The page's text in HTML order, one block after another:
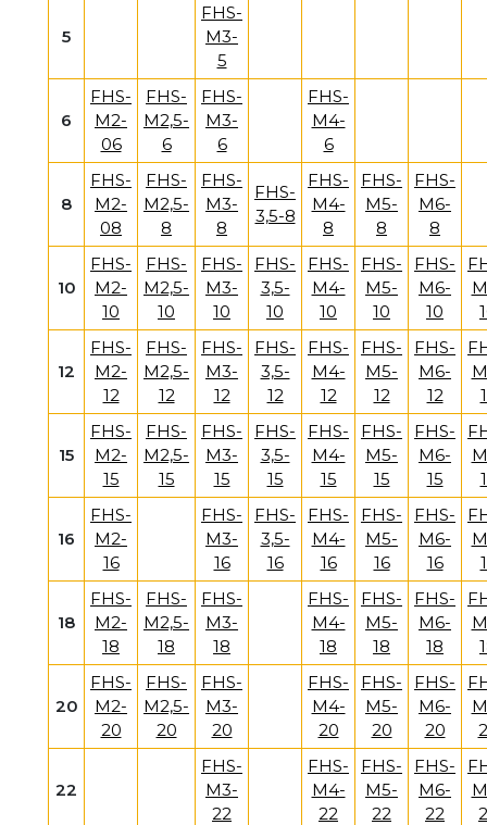
5
FHS-
M3-
5
6
FHS-
M2-
06
FHS-
M2,5-
6
FHS-
M3-
6
FHS-
M4-
6
8
FHS-
M2-
08
FHS-
M2,5-
8
FHS-
M3-
8
FHS-
3,5-8
FHS-
M4-
8
FHS-
M5-
8
FHS-
M6-
8
10
FHS-
M2-
10
FHS-
M2,5-
10
FHS-
M3-
10
FHS-
3,5-
10
FHS-
M4-
10
FHS-
M5-
10
FHS-
M6-
10
12
FHS-
M2-
12
FHS-
M2,5-
12
FHS-
M3-
12
FHS-
3,5-
12
FHS-
M4-
12
FHS-
M5-
12
FHS-
M6-
12
15
FHS-
M2-
15
FHS-
M2,5-
15
FHS-
M3-
15
FHS-
3,5-
15
FHS-
M4-
15
FHS-
M5-
15
FHS-
M6-
15
16
FHS-
M2-
16
FHS-
M3-
16
FHS-
3,5-
16
FHS-
M4-
16
FHS-
M5-
16
FHS-
M6-
16
18
FHS-
M2-
18
FHS-
M2,5-
18
FHS-
M3-
18
FHS-
M4-
18
FHS-
M5-
18
FHS-
M6-
18
20
FHS-
M2-
20
FHS-
M2,5-
20
FHS-
M3-
20
FHS-
M4-
20
FHS-
M5-
20
FHS-
M6-
20
22
FHS-
M3-
22
FHS-
M4-
22
FHS-
M5-
22
FHS-
M6-
22